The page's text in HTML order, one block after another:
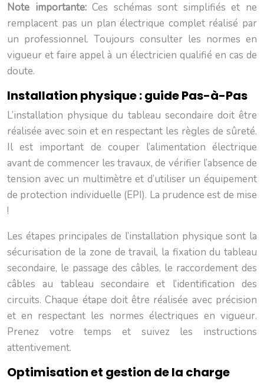
Note importante:Ces schémas sont simplifiés et ne
remplacent pas un plan électrique complet réalisé par
un professionnel. Toujours consulter les normes en
vigueur et faire appel à un électricien qualifié en cas de
doute.
Installation physique : guide Pas-à-Pas
L’installation physique du tableau secondaire doit être
réalisée avec soin et en respectant les règles de sûreté.
Il est important de couper l’alimentation électrique
avant de commencer les travaux, de vérifier l’absence de
tension avec un multimètre et d’utiliser un équipement
de protection individuelle (EPI). La prudence est de mise
!
Les étapes principales de l’installation physique sont la
sécurisation de la zone de travail, la fixation du tableau
secondaire, le passage des câbles, le raccordement des
câbles au tableau secondaire et l’identification des
circuits. Chaque étape doit être réalisée avec précision
et en respectant les normes électriques en vigueur.
Prenez votre temps et suivez les instructions
attentivement.
Optimisation et gestion de la charge